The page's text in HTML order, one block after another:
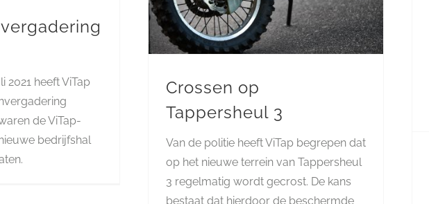
2021 heeft ViTap
de ViTap-
bedrijfshal
Crossen op
Tappersheul 3
Van de politie heeft ViTap begrepen dat
op het nieuwe terrein van Tappersheul
3 regelmatig wordt gecrost. De kans
bestaat dat hierdoor de beschermde